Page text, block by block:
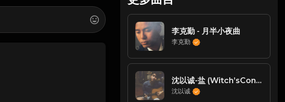
李克勤 - 月半小夜曲
李克勤
沈以诚-盐 (Witch’sCondiment)
沈以诚